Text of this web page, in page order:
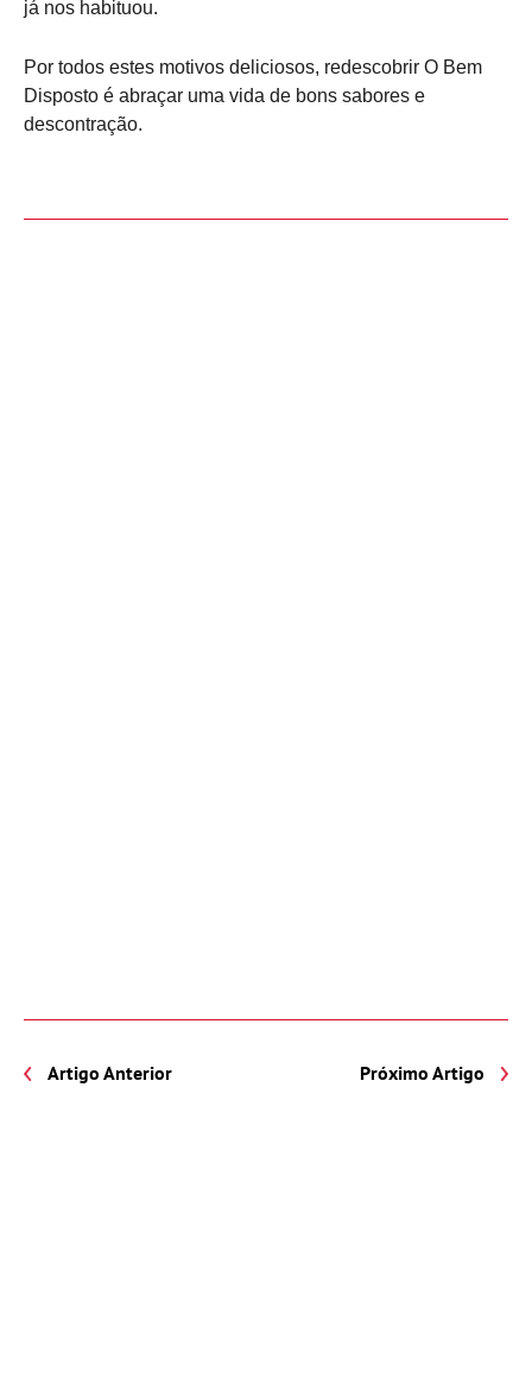
já nos habituou.
Por todos estes motivos deliciosos, redescobrir O Bem
Disposto é abraçar uma vida de bons sabores e
descontração.
Artigo Anterior Próximo Artigo